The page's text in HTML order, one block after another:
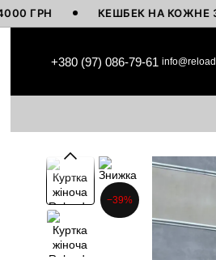
КЕШБЕК НА КОЖНЕ
+380 (97) 086-79-61
−39%